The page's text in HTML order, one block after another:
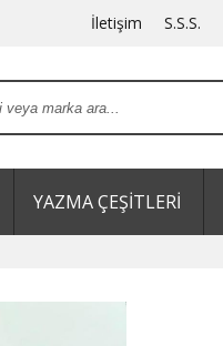
İletişim S.S.S.
YAZMA ÇEŞİTLERİ